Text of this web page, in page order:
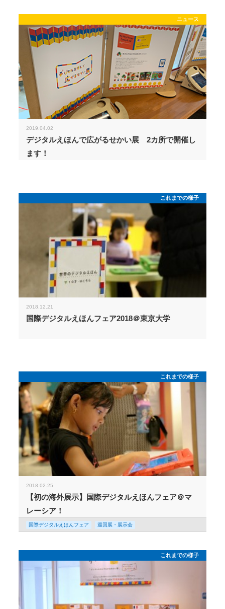
ニュース
2019.04.02
デジタルえほんで広がるせかい展 2カ所で開催し
ます！
これまでの様子
2018.12.21
国際デジタルえほんフェア2018＠東京大学
これまでの様子
2018.02.25
【初の海外展示】国際デジタルえほんフェア＠マ
レーシア！
国際デジタルえほんフェア 巡回展・展示会
これまでの様子